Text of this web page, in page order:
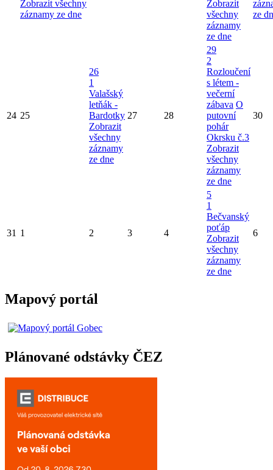
Zobrazit všechny
záznamy ze dne
Zobrazit
všechny
záznamy
ze dne
ze
24 25
26
1
Valašský
letňák -
Bardotky
Zobrazit
všechny
záznamy
ze dne
27 28
29
2
Rozloučení
s létem -
večerní
zábava O
putovní
pohár
Okrsku č.3
Zobrazit
všechny
záznamy
ze dne
30
31 1 2 3 4
5
1
Bečvanský
poťáp
Zobrazit
všechny
záznamy
ze dne
6
Mapový portál
Plánované odstávky ČEZ